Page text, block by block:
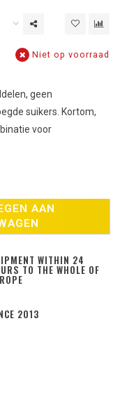
Niet op voorraad
geen
suikers. Kortom,
voor
AAN
WITHIN 24
TO THE WHOLE OF
2013